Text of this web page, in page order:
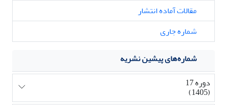
مقالات آماده انتشار
شماره جاری
شماره‌های پیشین نشریه
دوره 17
(1405)